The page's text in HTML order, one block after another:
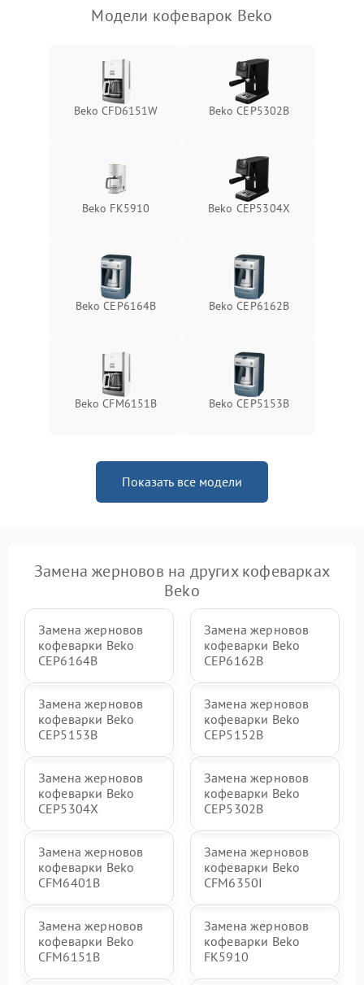
Модели кофеварок Beko
Beko CFD6151W Beko CEP5302B
Beko FK5910 Beko CEP5304X
Beko CEP6164B Beko CEP6162B
Beko CFM6151B Beko CEP5153B
Показать все модели
Замена жерновов на других кофеварках
Beko
Замена жерновов
кофеварки Beko
CEP6164B
Замена жерновов
кофеварки Beko
CEP6162B
Замена жерновов
кофеварки Beko
CEP5153B
Замена жерновов
кофеварки Beko
CEP5152B
Замена жерновов
кофеварки Beko
CEP5304X
Замена жерновов
кофеварки Beko
CEP5302B
Замена жерновов
кофеварки Beko
CFM6401B
Замена жерновов
кофеварки Beko
CFM6350I
Замена жерновов
кофеварки Beko
CFM6151B
Замена жерновов
кофеварки Beko
FK5910